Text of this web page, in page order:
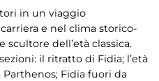
in un viaggio
e nel clima storico-
dell’età classica.
il ritratto di Fidia; l’età
Parthenos; Fidia fuori da